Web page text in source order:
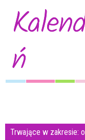
ń
Szukana fraza
Trwające w zakresie: